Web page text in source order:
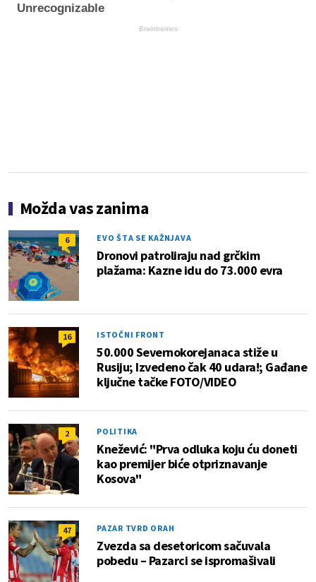
Unrecognizable
Brainberries
Možda vas zanima
6 EVO ŠTA SE KAŽNJAVA
Dronovi patroliraju nad grčkim
plažama: Kazne idu do 73.000 evra
16 ISTOČNI FRONT
50.000 Severnokorejanaca stiže u
Rusiju; Izvedeno čak 40 udara!; Gađane
ključne tačke FOTO/VIDEO
2 POLITIKA
Knežević: "Prva odluka koju ću doneti
kao premijer biće otpriznavanje
Kosova"
47 PAZAR TVRD ORAH
Zvezda sa desetoricom sačuvala
pobedu – Pazarci se ispromašivali